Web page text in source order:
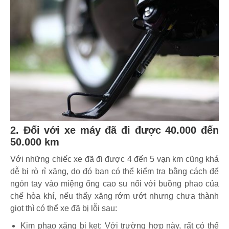
2. Đối với xe máy đã đi được 40.000 đến
50.000 km
Với những chiếc xe đã đi được 4 đến 5 vạn km cũng khá
dễ bị rò rỉ xăng, do đó bạn có thể kiểm tra bằng cách để
ngón tay vào miệng ống cao su nối với buồng phao của
chế hòa khí, nếu thấy xăng rớm ướt nhưng chưa thành
giọt thì có thể xe đã bị lỗi sau:
Kim phao xăng bị kẹt: Với trường hợp này, rất có thể